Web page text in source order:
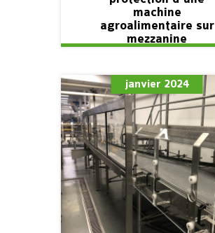
machine
agroalimentaire sur
mezzanine
janvier 2024